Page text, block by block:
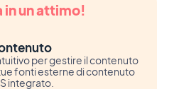
in un attimo!
per gestire il contenuto
fonti esterne di contenuto
integrato.